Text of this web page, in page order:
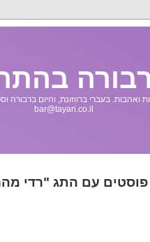
בעברי ברווזונת, והיום ברבורה
bar@tayari.co.il
פוסטים עם התג "רדי